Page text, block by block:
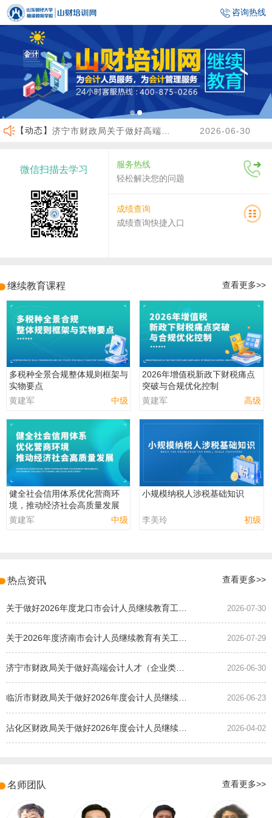
咨询热线
【动态】 2026-06-30
沾化区财政局关于做好2026年度会计人员继续教育有关工作的通知 2026-04-02
关于2026年度济南市会计人员继续教育有关工作的通知 2026-07-29
微信扫描去学习
服务热线
轻松解决您的问题
成绩查询
成绩查询快捷入口
继续教育课程 查看更多>>
多税种全景合规整体规则框架与
实物要点
黄建军
中级
2026年增值税新政下财税痛点
突破与合规优化控制
黄建军
高级
健全社会信用体系优化营商环
境，推动经济社会高质量发展
黄建军
中级
小规模纳税人涉税基础知识
李美玲 初级
热点资讯 查看更多>>
2026-07-30
2026-07-29
济宁市财政局关于做好高端会计人才（企业类）培养班选拔工作的通知 2026-06-30
临沂市财政局关于做好2026年度会计人员继续教育有关工作的通知 2026-06-23
2026-04-02
名师团队 查看更多>>